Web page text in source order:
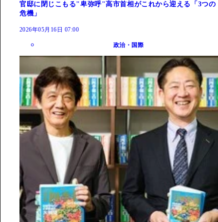
官邸に閉じこもる"卑弥呼"高市首相がこれから迎える「3つの
危機」
2026年05月16日 07:00
政治・国際